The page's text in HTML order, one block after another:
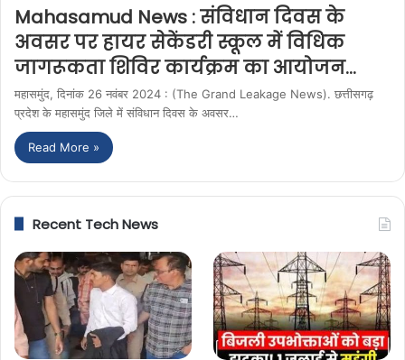
Mahasamud News : संविधान दिवस के
अवसर पर हायर सेकेंडरी स्कूल में विधिक
जागरूकता शिविर‌ कार्यक्रम का आयोजन…
महासमुंद, दिनांक 26 नवंबर 2024 : (The Grand Leakage News). छत्तीसगढ़
प्रदेश के महासमुंद जिले में संविधान दिवस के अवसर…
Read More »
Recent Tech News